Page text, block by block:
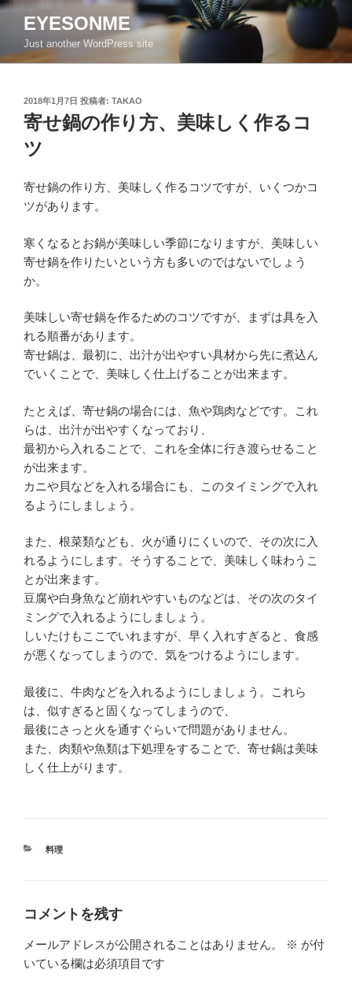
コ
ン
EYESONME
Just another WordPress site
投
稿
日:
2018年1月7日 投稿者: TAKAO
寄せ鍋の作り方、美味しく作るコ
ツ
寄せ鍋の作り方、美味しく作るコツですが、いくつかコ
ツがあります。
寒くなるとお鍋が美味しい季節になりますが、美味しい
寄せ鍋を作りたいという方も多いのではないでしょう
か。
美味しい寄せ鍋を作るためのコツですが、まずは具を入
れる順番があります。
寄せ鍋は、最初に、出汁が出やすい具材から先に煮込ん
でいくことで、美味しく仕上げることが出来ます。
たとえば、寄せ鍋の場合には、魚や鶏肉などです。これ
らは、出汁が出やすくなっており、
最初から入れることで、これを全体に行き渡らせること
が出来ます。
カニや貝などを入れる場合にも、このタイミングで入れ
るようにしましょう。
また、根菜類なども、火が通りにくいので、その次に入
れるようにします。そうすることで、美味しく味わうこ
とが出来ます。
豆腐や白身魚など崩れやすいものなどは、その次のタイ
ミングで入れるようにしましょう。
しいたけもここでいれますが、早く入れすぎると、食感
が悪くなってしまうので、気をつけるようにします。
最後に、牛肉などを入れるようにしましょう。これら
は、似すぎると固くなってしまうので、
最後にさっと火を通すぐらいで問題がありません。
また、肉類や魚類は下処理をすることで、寄せ鍋は美味
しく仕上がります。
カ
料理
コメントを残す
メールアドレスが公開されることはありません。 ※ が付
いている欄は必須項目です